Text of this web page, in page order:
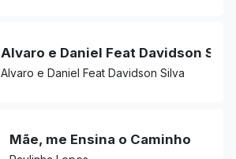
Alvaro e Daniel Feat Davidson
Alvaro e Daniel Feat Davidson Silva
Mãe, me Ensina o Caminho